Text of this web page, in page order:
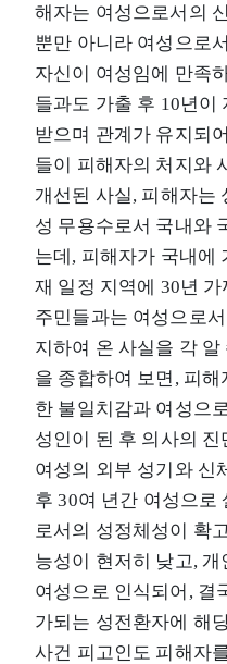
해자는 여성으로서의
뿐만 아니라 여성으로
자신이 여성임에 만족
들과도 가출 후 10년이
받으며 관계가 유지되
들이 피해자의 처지와
개선된 사실, 피해자는
성 무용수로서 국내와
는데, 피해자가 국내에
재 일정 지역에 30년
주민들과는 여성으로
지하여 온 사실을 각
을 종합하여 보면, 피
한 불일치감과 여성으
성인이 된 후 의사의
여성의 외부 성기와 신
후 30여 년간 여성으로
로서의 성정체성이 확
능성이 현저히 낮고,
여성으로 인식되어, 결
가되는 성전환자에 해
사건 피고인도 피해자